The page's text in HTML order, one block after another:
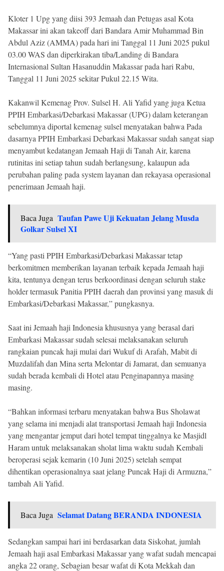
Kloter 1 Upg yang diisi 393 Jemaah dan Petugas asal Kota
Makassar ini akan takeoff dari Bandara Amir Muhammad Bin
Abdul Aziz (AMMA) pada hari ini Tanggal 11 Juni 2025 pukul
03.00 WAS dan diperkirakan tiba/Landing di Bandara
Internasional Sultan Hasanuddin Makassar pada hari Rabu,
Tanggal 11 Juni 2025 sekitar Pukul 22.15 Wita.
Kakanwil Kemenag Prov. Sulsel H. Ali Yafid yang juga Ketua
PPIH Embarkasi/Debarkasi Makassar (UPG) dalam keterangan
sebelumnya diportal kemenag sulsel menyatakan bahwa Pada
dasarnya PPIH Embarkasi Debarkasi Makassar sudah sangat siap
menyambut kedatangan Jemaah Haji di Tanah Air, karena
rutinitas ini setiap tahun sudah berlangsung, kalaupun ada
perubahan paling pada system layanan dan rekayasa operasional
penerimaan Jemaah haji.
Baca Juga Taufan Pawe Uji Kekuatan Jelang Musda
Golkar Sulsel XI
“Yang pasti PPIH Embarkasi/Debarkasi Makassar tetap
berkomitmen memberikan layanan terbaik kepada Jemaah haji
kita, tentunya dengan terus berkoordinasi dengan seluruh stake
holder termasuk Panitia PPIH daerah dan provinsi yang masuk di
Embarkasi/Debarkasi Makassar,” pungkasnya.
Saat ini Jemaah haji Indonesia khususnya yang berasal dari
Embarkasi Makassar sudah selesai melaksanakan seluruh
rangkaian puncak haji mulai dari Wukuf di Arafah, Mabit di
Muzdalifah dan Mina serta Melontar di Jamarat, dan semuanya
sudah berada kembali di Hotel atau Penginapannya masing
masing.
“Bahkan informasi terbaru menyatakan bahwa Bus Sholawat
yang selama ini menjadi alat transportasi Jemaah haji Indonesia
yang mengantar jemput dari hotel tempat tinggalnya ke Masjidl
Haram untuk melaksanakan sholat lima waktu sudah Kembali
beroperasi sejak kemarin (10 Juni 2025) setelah sempat
dihentikan operasionalnya saat jelang Puncak Haji di Armuzna,”
tambah Ali Yafid.
Baca Juga Selamat Datang BERANDA INDONESIA
Sedangkan sampai hari ini berdasarkan data Siskohat, jumlah
Jemaah haji asal Embarkasi Makassar yang wafat sudah mencapai
angka 22 orang, Sebagian besar wafat di Kota Mekkah dan